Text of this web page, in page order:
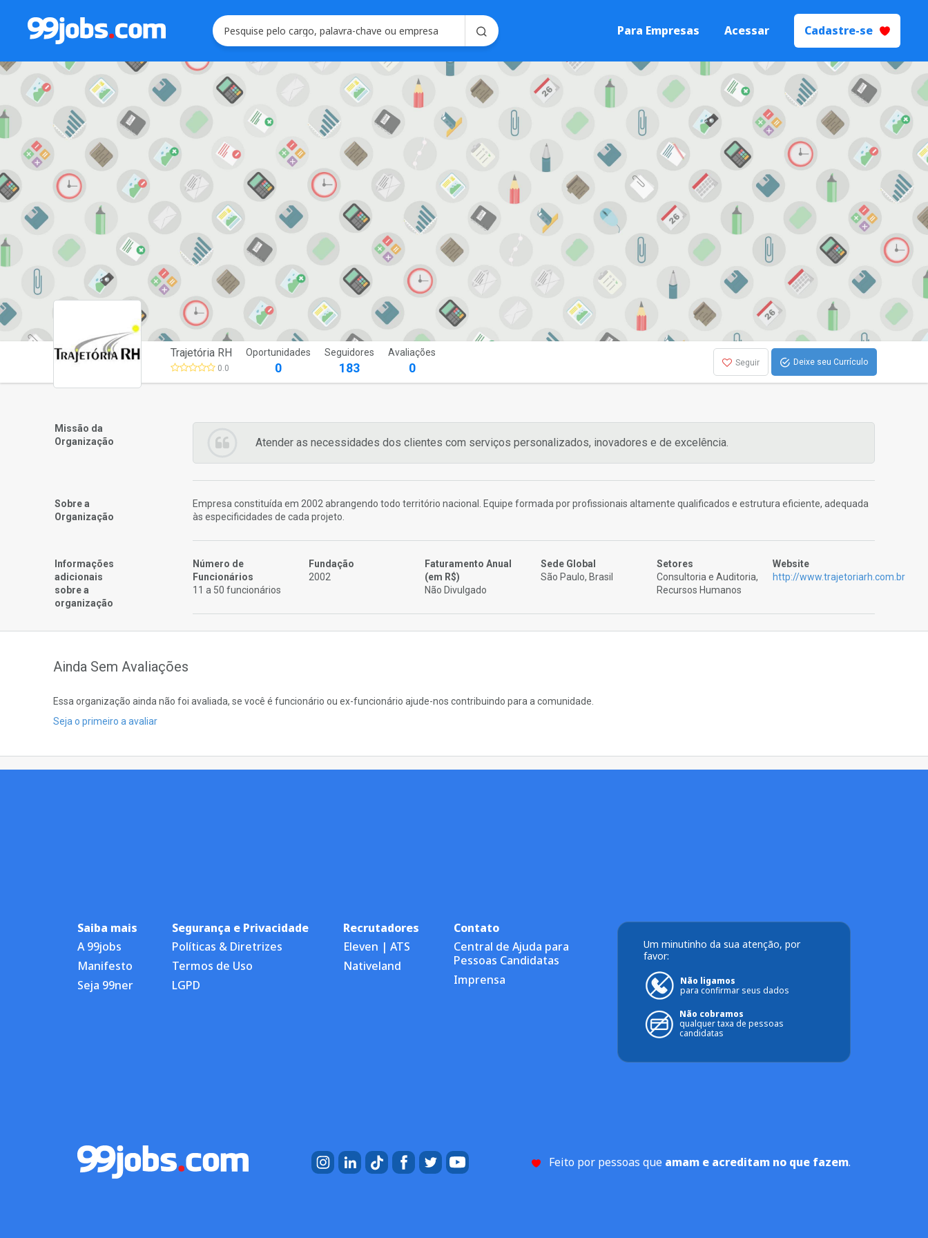
Para Empresas
Soluções em Talentos
Consultoria em Processos de
Seleção e Employer Branding.
Soluções para Recrutamento e
Gerencie processos seletivos de
forma inteligente.
Acessar Cadastre-se
Trajetória RH
0.0
Oportunidades
0
Seguidores
183
Avaliações
0 Seguir Deixe seu Currículo
Missão da
Organização
Atender as necessidades dos clientes com serviços personalizados, inovadores e de excelência.
Sobre a
Organização
Empresa constituída em 2002 abrangendo todo território nacional. Equipe formada por profissionais altamente qualificados e estrutura eficiente, adequada
às especificidades de cada projeto.
Informações
adicionais
sobre a
organização
Número de
Funcionários
11 a 50 funcionários
Fundação
2002
Faturamento Anual
(em R$)
Não Divulgado
Sede Global
São Paulo, Brasil
Setores
Consultoria e Auditoria,
Recursos Humanos
Website
http://www.trajetoriarh.com.br
Ainda Sem Avaliações
Essa organização ainda não foi avaliada, se você é funcionário ou ex-funcionário ajude-nos contribuindo para a comunidade.
Seja o primeiro a avaliar
Saiba mais
A 99jobs
Manifesto
Seja 99ner
Segurança e Privacidade
Políticas & Diretrizes
Termos de Uso
LGPD
Recrutadores
Eleven | ATS
Nativeland
Contato
Central de Ajuda para
Pessoas Candidatas
Imprensa
Um minutinho da sua atenção, por
favor:
Não ligamos
para confirmar seus dados
Não cobramos
qualquer taxa de pessoas
candidatas
Feito por pessoas que amam e acreditam no que fazem.